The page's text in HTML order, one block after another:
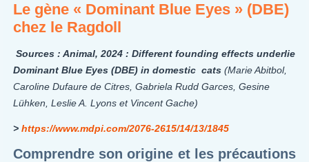
Le gène « Dominant Blue Eyes » (DBE)
chez le Ragdoll
Sources : Animal, 2024 : Different founding effects underlie
Dominant Blue Eyes (DBE) in domestic cats(Marie Abitbol,
Caroline Dufaure de Citres, Gabriela Rudd Garces, Gesine
Lühken, Leslie A. Lyons et Vincent Gache)
>https://www.mdpi.com/2076-2615/14/13/1845
Comprendre son origine et les précautions